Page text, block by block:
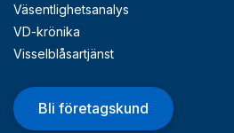
Väsentlighetsanalys
VD-krönika
Visselblåsartjänst
Bli företagskund